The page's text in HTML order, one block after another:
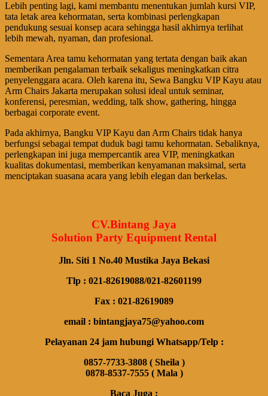
Lebih penting lagi, kami membantu menentukan jumlah kursi VIP,
tata letak area kehormatan, serta kombinasi perlengkapan
pendukung sesuai konsep acara sehingga hasil akhirnya terlihat
lebih mewah, nyaman, dan profesional.
Sementara Area tamu kehormatan yang tertata dengan baik akan
memberikan pengalaman terbaik sekaligus meningkatkan citra
penyelenggara acara. Oleh karena itu, Sewa Bangku VIP Kayu atau
Arm Chairs Jakarta merupakan solusi ideal untuk seminar,
konferensi, peresmian, wedding, talk show, gathering, hingga
berbagai corporate event.
Pada akhirnya, Bangku VIP Kayu dan Arm Chairs tidak hanya
berfungsi sebagai tempat duduk bagi tamu kehormatan. Sebaliknya,
perlengkapan ini juga mempercantik area VIP, meningkatkan
kualitas dokumentasi, memberikan kenyamanan maksimal, serta
menciptakan suasana acara yang lebih elegan dan berkelas.
CV.Bintang Jaya
Solution Party Equipment Rental
Jln. Siti 1 No.40 Mustika Jaya Bekasi
Tlp : 021-82619088/021-82601199
Fax : 021-82619089
email : bintangjaya75@yahoo.com
Pelayanan 24 jam hubungi Whatsapp/Telp :
0857-7733-3808 ( Sheila )
0878-8537-7555 ( Mala )
Baca Juga :